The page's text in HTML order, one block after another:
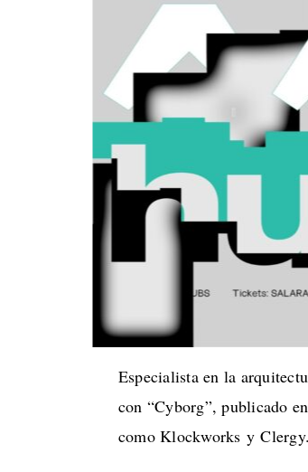
Especialista en la
con “Cyborg”, publicado
como Klockworks y Clergy.